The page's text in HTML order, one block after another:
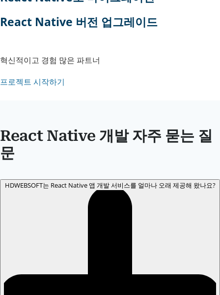
React Native 버전 업그레이드
혁신적이고 경험 많은 파트너
프로젝트 시작하기
React Native 개발 자주 묻는 질
문
HDWEBSOFT는 React Native 앱 개발 서비스를 얼마나 오래 제공해 왔나요?